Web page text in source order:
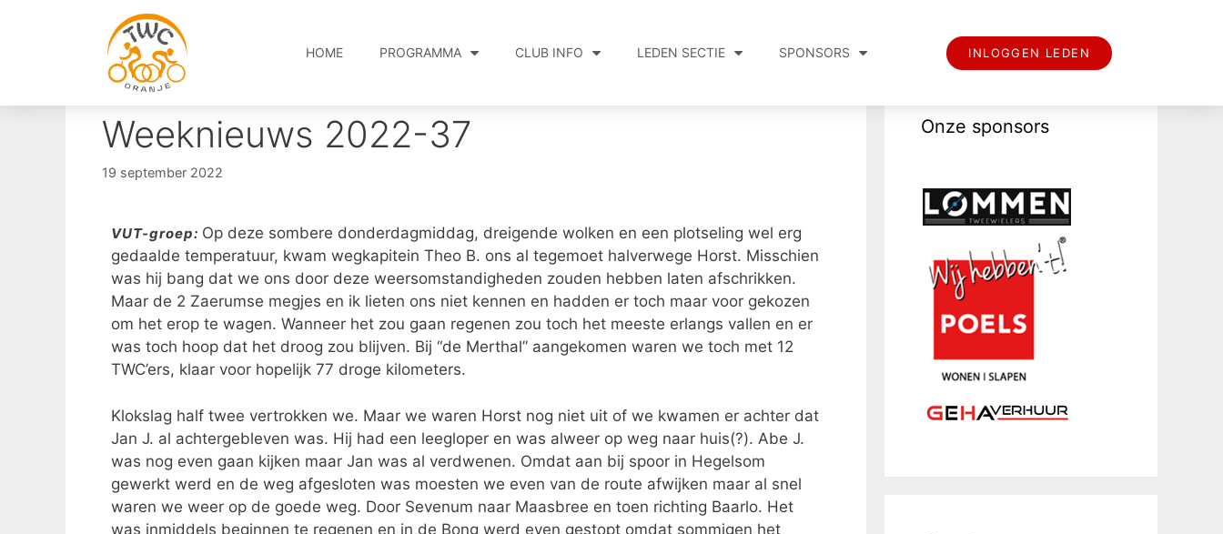
HOME PROGRAMMA CLUB INFO LEDEN SECTIE SPONSORS INLOGGEN LEDEN
Weeknieuws 2022-37
19 september 2022
VUT-groep: Op deze sombere donderdagmiddag, dreigende wolken en een plotseling wel erg
gedaalde temperatuur, kwam wegkapitein Theo B. ons al tegemoet halverwege Horst. Misschien
was hij bang dat we ons door deze weersomstandigheden zouden hebben laten afschrikken.
Maar de 2 Zaerumse megjes en ik lieten ons niet kennen en hadden er toch maar voor gekozen
om het erop te wagen. Wanneer het zou gaan regenen zou toch het meeste erlangs vallen en er
was toch hoop dat het droog zou blijven. Bij “de Merthal” aangekomen waren we toch met 12
TWC’ers, klaar voor hopelijk 77 droge kilometers.
Klokslag half twee vertrokken we. Maar we waren Horst nog niet uit of we kwamen er achter dat
Jan J. al achtergebleven was. Hij had een leegloper en was alweer op weg naar huis(?). Abe J.
was nog even gaan kijken maar Jan was al verdwenen. Omdat aan bij spoor in Hegelsom
gewerkt werd en de weg afgesloten was moesten we even van de route afwijken maar al snel
waren we weer op de goede weg. Door Sevenum naar Maasbree en toen richting Baarlo. Het
was inmiddels beginnen te regenen en in de Bong werd even gestopt omdat sommigen het
Onze sponsors